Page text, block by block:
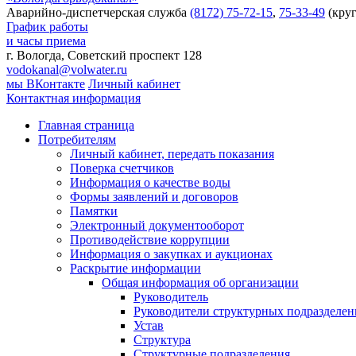
Аварийно-диспетчерская служба (8172) 75-72-15, 75-33-49
График работы
и часы приема
г. Вологда, Советский проспект 128
vodokanal@volwater.ru
мы ВКонтакте Личный кабинет
Контактная информация
Главная страница
Потребителям
Личный кабинет, передать показания
Поверка счетчиков
Информация о качестве воды
Формы заявлений и договоров
Памятки
Электронный документооборот
Противодействие коррупции
Информация о закупках и аукционах
Раскрытие информации
Общая информация об организации
Руководитель
Руководители структурных
Устав
Структура